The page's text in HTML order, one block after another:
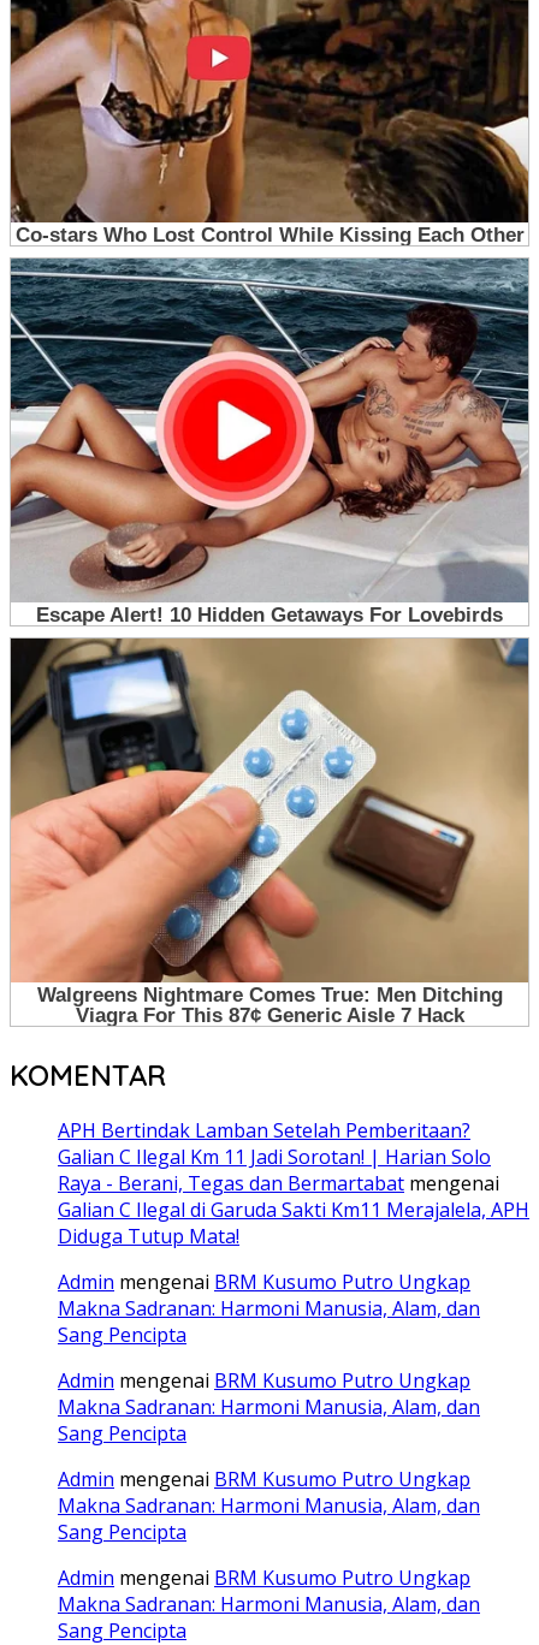
KOMENTAR
APH Bertindak Lamban Setelah Pemberitaan?
Galian C Ilegal Km 11 Jadi Sorotan! | Harian Solo
Raya - Berani, Tegas dan Bermartabat mengenai
Galian C Ilegal di Garuda Sakti Km11 Merajalela, APH
Diduga Tutup Mata!
Admin mengenai BRM Kusumo Putro Ungkap
Makna Sadranan: Harmoni Manusia, Alam, dan
Sang Pencipta
Admin mengenai BRM Kusumo Putro Ungkap
Makna Sadranan: Harmoni Manusia, Alam, dan
Sang Pencipta
Admin mengenai BRM Kusumo Putro Ungkap
Makna Sadranan: Harmoni Manusia, Alam, dan
Sang Pencipta
Admin mengenai BRM Kusumo Putro Ungkap
Makna Sadranan: Harmoni Manusia, Alam, dan
Sang Pencipta